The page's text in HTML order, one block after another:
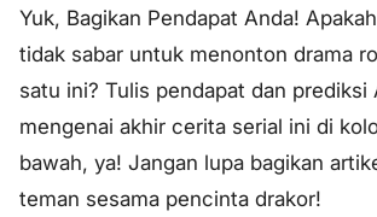
Yuk, Bagikan Pendapat Anda!
tidak sabar untuk menonton drama
satu ini? Tulis pendapat dan prediksi
mengenai akhir cerita serial ini di
bawah, ya! Jangan lupa bagikan
teman sesama pencinta drakor!